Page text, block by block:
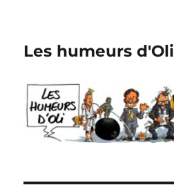
Les humeurs d'Oli